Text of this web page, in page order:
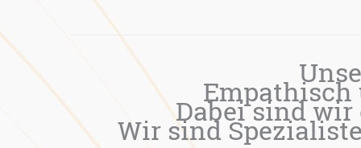
Empathisch
Dabei sind
Wir sind